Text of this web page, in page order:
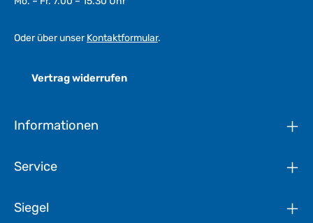
Oder über unserKontaktformular.
Vertrag widerrufen
Informationen
Service
Siegel